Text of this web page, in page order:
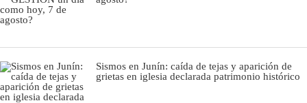
Sismos en Junín: caída de tejas y aparición de
grietas en iglesia declarada patrimonio histórico